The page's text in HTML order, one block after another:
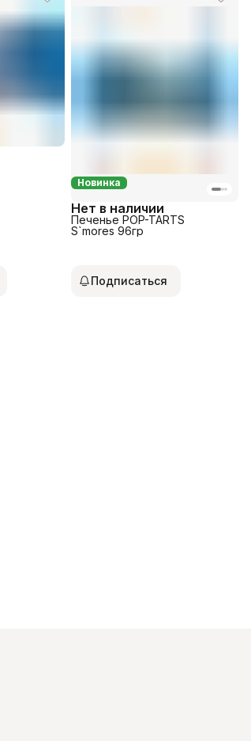
Новинка
Нет в наличии
Печенье POP-TARTS
S`mores 96гр
Подписаться